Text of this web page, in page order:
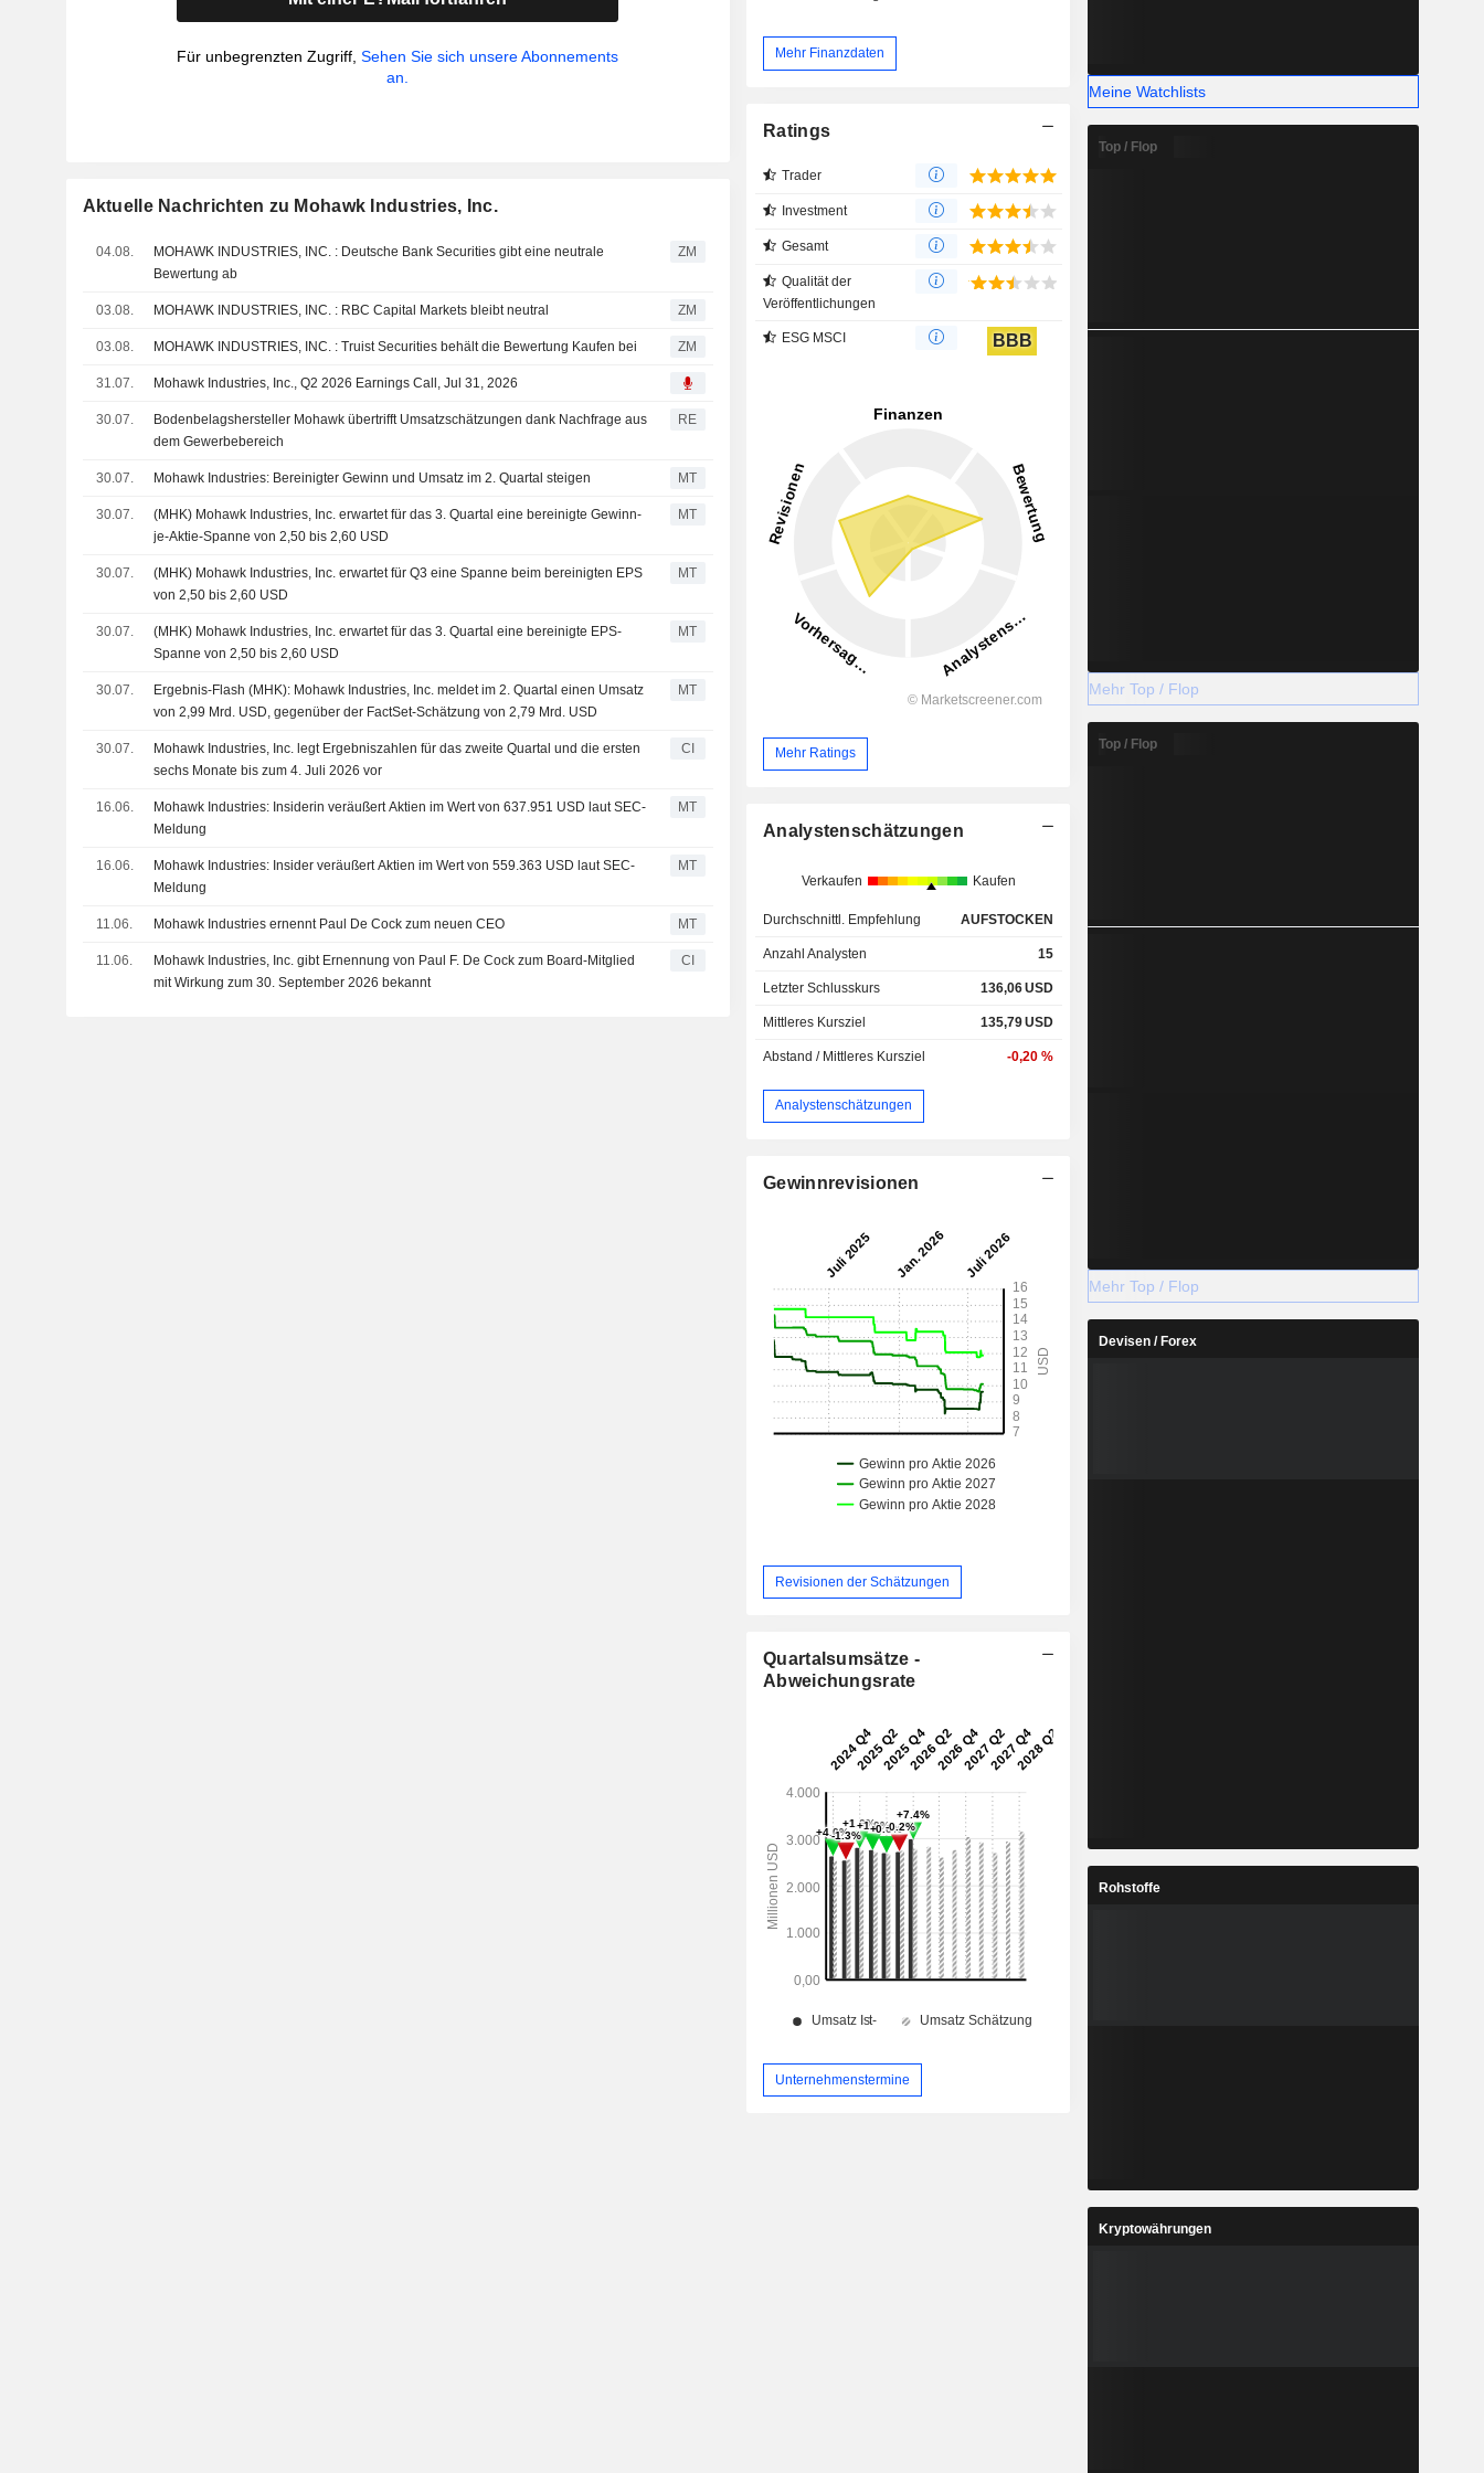
Für unbegrenzten Zugriff,Sehen Sie sich unsere Abonnements
an.
Aktuelle Nachrichten zu Mohawk Industries, Inc.
04.08.
MOHAWK INDUSTRIES, INC. : Deutsche Bank Securities gibt eine neutrale
Bewertung ab
ZM
03.08. MOHAWK INDUSTRIES, INC. : RBC Capital Markets bleibt neutral ZM
03.08. MOHAWK INDUSTRIES, INC. : Truist Securities behält die Bewertung Kaufen bei ZM
31.07. Mohawk Industries, Inc., Q2 2026 Earnings Call, Jul 31, 2026
30.07.
Bodenbelagshersteller Mohawk übertrifft Umsatzschätzungen dank Nachfrage aus
dem Gewerbebereich
RE
30.07. Mohawk Industries: Bereinigter Gewinn und Umsatz im 2. Quartal steigen MT
30.07.
(MHK) Mohawk Industries, Inc. erwartet für das 3. Quartal eine bereinigte Gewinn-
je-Aktie-Spanne von 2,50 bis 2,60 USD
MT
30.07.
(MHK) Mohawk Industries, Inc. erwartet für Q3 eine Spanne beim bereinigten EPS
von 2,50 bis 2,60 USD
MT
30.07.
(MHK) Mohawk Industries, Inc. erwartet für das 3. Quartal eine bereinigte EPS-
Spanne von 2,50 bis 2,60 USD
MT
30.07.
Ergebnis-Flash (MHK): Mohawk Industries, Inc. meldet im 2. Quartal einen Umsatz
von 2,99 Mrd. USD, gegenüber der FactSet-Schätzung von 2,79 Mrd. USD
MT
30.07.
Mohawk Industries, Inc. legt Ergebniszahlen für das zweite Quartal und die ersten
sechs Monate bis zum 4. Juli 2026 vor
CI
16.06.
Mohawk Industries: Insiderin veräußert Aktien im Wert von 637.951 USD laut SEC-
Meldung
MT
16.06.
Mohawk Industries: Insider veräußert Aktien im Wert von 559.363 USD laut SEC-
Meldung
MT
11.06. Mohawk Industries ernennt Paul De Cock zum neuen CEO MT
11.06.
Mohawk Industries, Inc. gibt Ernennung von Paul F. De Cock zum Board-Mitglied
mit Wirkung zum 30. September 2026 bekannt
CI
Mehr Finanzdaten
Ratings
Trader
Investment
Gesamt
Qualität der
Veröffentlichungen
ESG MSCI BBB
Mehr Ratings
Analystenschätzungen
Verkaufen Kaufen
Durchschnittl. Empfehlung AUFSTOCKEN
Anzahl Analysten 15
Letzter Schlusskurs 136,06USD
Mittleres Kursziel 135,79USD
Abstand / Mittleres Kursziel -0,20 %
Analystenschätzungen
Gewinnrevisionen
Revisionen der Schätzungen
Quartalsumsätze -
Abweichungsrate
Unternehmenstermine
Meine Watchlists
Top / Flop
Mehr Top / Flop
Top / Flop
Mehr Top / Flop
Devisen / Forex
Rohstoffe
Kryptowährungen